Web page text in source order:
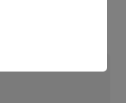
Sole- SVEA”